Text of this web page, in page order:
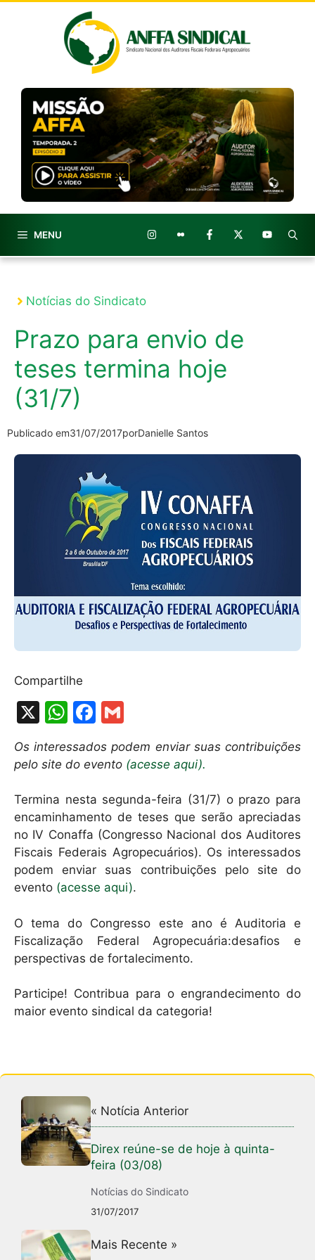
MENU
Notícias do Sindicato
Prazo para envio de
teses termina hoje
(31/7)
Publicado em31/07/2017porDanielle Santos
Compartilhe
X
W
at
A
p
p
F
c
b
o
o
k
ai
l
Os interessados podem enviar suas contribuições
pelo site do evento (acesse aqui).
Termina nesta segunda-feira (31/7) o prazo para
encaminhamento de teses que serão apreciadas
no IV Conaffa (Congresso Nacional dos Auditores
Fiscais Federais Agropecuários). Os interessados
podem enviar suas contribuições pelo site do
evento (acesse aqui).
O tema do Congresso este ano é Auditoria e
Fiscalização Federal Agropecuária:desafios e
perspectivas de fortalecimento.
Participe! Contribua para o engrandecimento do
maior evento sindical da categoria!
« Notícia Anterior
Direx reúne-se de hoje à quinta-
feira (03/08)
Notícias do Sindicato
31/07/2017
Mais Recente »